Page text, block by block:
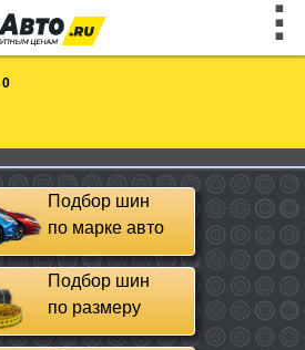
0
Подбор шин
по марке авто
Подбор шин
по размеру